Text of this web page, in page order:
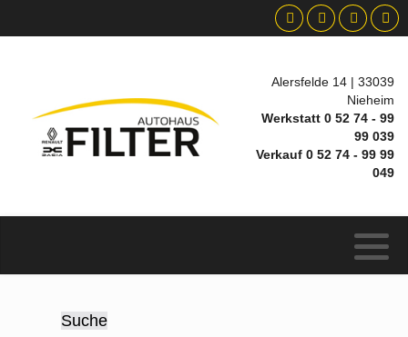
Alersfelde 14 | 33039
Nieheim
Werkstatt 0 52 74 - 99
99 039
Verkauf 0 52 74 - 99 99
049
Suche